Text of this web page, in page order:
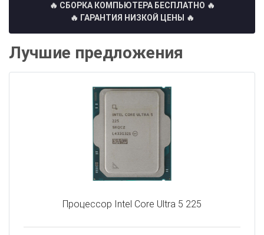
🔥 СБОРКА КОМПЬЮТЕРА БЕСПЛАТНО 🔥
🔥 ГАРАНТИЯ НИЗКОЙ ЦЕНЫ 🔥
Лучшие предложения
Процессор Intel Core Ultra 5 225